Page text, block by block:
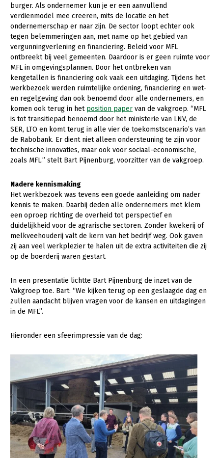
Biologische Landbouw
Geitenhouderij
Kalverhouderij
Konijnenhouderij
Melkveehouderij
Paardenhouderij
Pluimveehouderij
Schapenhouderij
Varkenshouderij
Plant
Akkerbouw
Biologische Landbouw
Bollenteelt
Bomen, vaste planten en zomerbloemen
Fruitteelt
Glastuinbouw
Paddenstoelen
Vollegrondsgroente
Multifunctionele landbouw
Multifunctioneel
Vrouw en Bedrijf
Onderwerpen
Nieuws
Nieuwsabonnement
Webinars
LTO Nederland
Mensen
Bestuur en Directie
Medewerkers
Vakgroepbestuurders
Jaarverslag 2023
Vacatures
Pers
burger. Als ondernemer kun je er een aanvullend
verdienmodel mee creëren, mits de locatie en het
ondernemerschap er naar zijn. De sector loopt echter ook
tegen belemmeringen aan, met name op het gebied van
vergunningverlening en financiering. Beleid voor MFL
ontbreekt bij veel gemeenten. Daardoor is er geen ruimte voor
MFL in omgevingsplannen. Door het ontbreken van
kengetallen is financiering ook vaak een uitdaging. Tijdens het
werkbezoek werden ruimtelijke ordening, financiering en wet-
en regelgeving dan ook benoemd door alle ondernemers, en
komen ook terug in het position paper van de vakgroep. “MFL
is tot transitiepad benoemd door het ministerie van LNV, de
SER, LTO en komt terug in alle vier de toekomstscenario’s van
de Rabobank. Er dient niet alleen ondersteuning te zijn voor
technische innovaties, maar ook voor sociaal-economische,
zoals MFL.” stelt Bart Pijnenburg, voorzitter van de vakgroep.
Nadere kennismaking
Het werkbezoek was tevens een goede aanleiding om nader
kennis te maken. Daarbij deden alle ondernemers met klem
een oproep richting de overheid tot perspectief en
duidelijkheid voor de agrarische sectoren. Zonder kwekerij of
melkveehouderij valt de kern van het bedrijf weg. Ook gaven
zij aan veel werkplezier te halen uit de extra activiteiten die zij
op de boerderij waren gestart.
In een presentatie lichtte Bart Pijnenburg de inzet van de
Vakgroep toe. Bart: “We kijken terug op een geslaagde dag en
zullen aandacht blijven vragen voor de kansen en uitdagingen
in de MFL”.
Hieronder een sfeerimpressie van de dag: